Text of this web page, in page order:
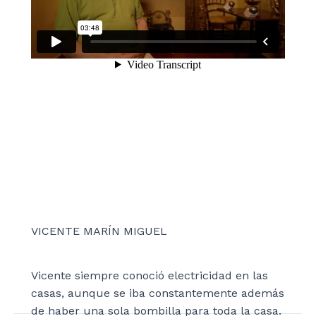
VICENTE MARÍN MIGUEL
Vicente siempre conoció electricidad en las
casas, aunque se iba constantemente además
de haber una sola bombilla para toda la casa.